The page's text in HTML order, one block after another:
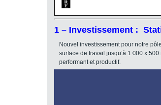
1 – Investissement :
Nouvel investissement pour notre
surface de travail jusqu’à 1 000 x
performant et productif.